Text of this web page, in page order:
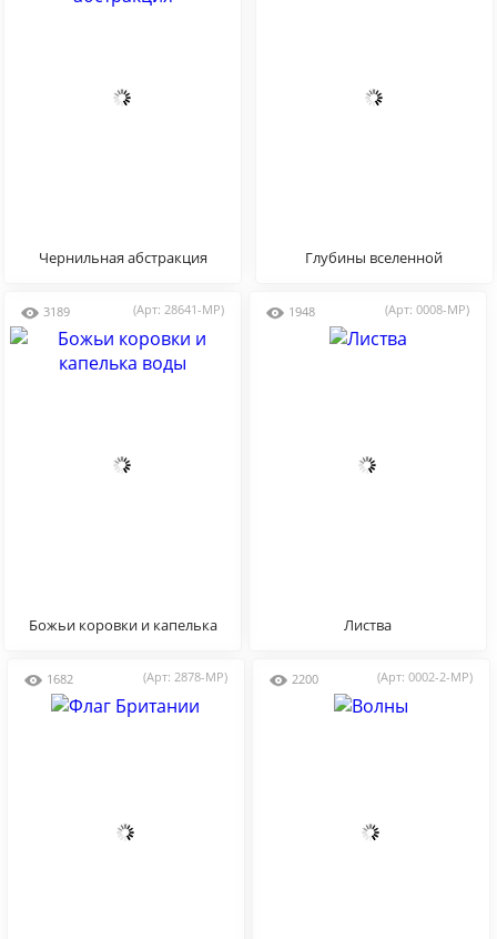
Чернильная абстракция Глубины вселенной
3189 (Арт: 28641-MP)
Божьи коровки и капелька
1948 (Арт: 0008-MP)
Листва
1682 (Арт: 2878-MP) 2200 (Арт: 0002-2-MP)